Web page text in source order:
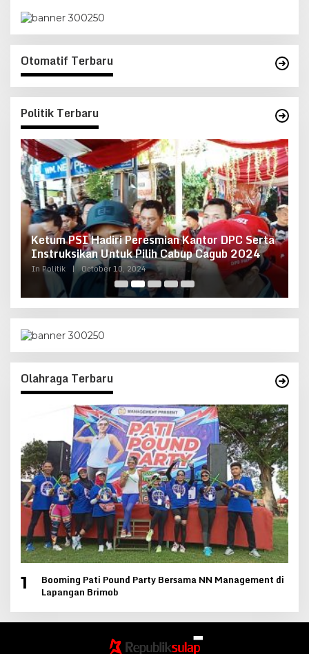
Otomatif Terbaru
Politik Terbaru
Ketum PSI Hadiri Peresmian Kantor DPC Serta
Instruksikan Untuk Pilih Cabup Cagub 2024
In Politik | October 10, 2024
Olahraga Terbaru
1
Booming Pati Pound Party Bersama NN Management di
Lapangan Brimob